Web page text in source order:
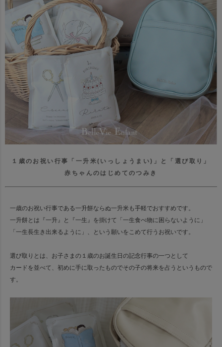
１歳のお祝い行事「一升米(いっしょうまい)」と「選び取り」
赤ちゃんのはじめてのつみき
一歳のお祝い行事である一升餅ならぬ一升米も手軽でおすすめです。
一升餅とは『一升』と『一生』を掛けて「一生食べ物に困らないように」
「一生長生き出来るように」、という願いをこめて行うお祝いです。
選び取りとは、お子さまの１歳のお誕生日の記念行事の一つとして
カードを並べて、初めに手に取ったものでその子の将来を占うというもので
す。